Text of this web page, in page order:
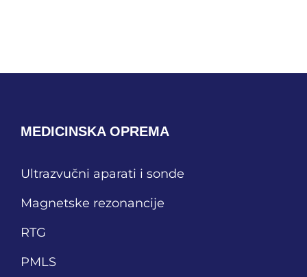
MEDICINSKA OPREMA
Ultrazvučni aparati i sonde
Magnetske rezonancije
RTG
PMLS